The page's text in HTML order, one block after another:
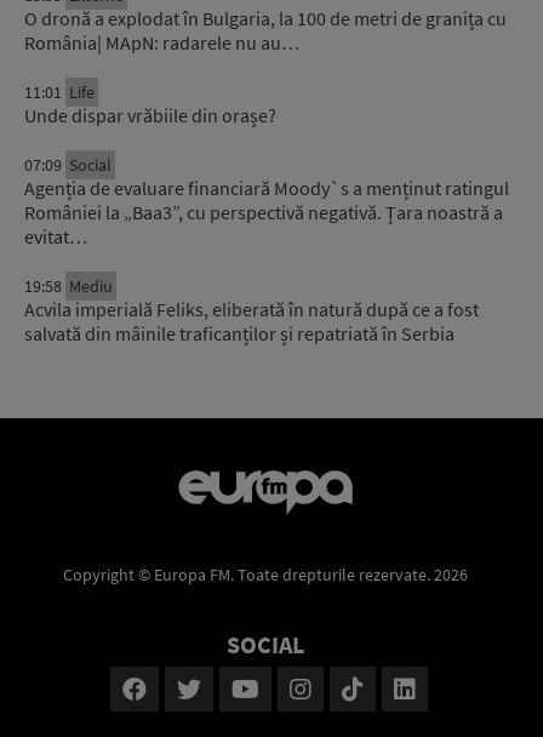
O dronă a explodat în Bulgaria, la 100 de metri de granița cu
România| MApN: radarele nu au…
11:01 Life
Unde dispar vrăbiile din orașe?
07:09 Social
Agenția de evaluare financiară Moody`s a menținut ratingul
României la „Baa3”, cu perspectivă negativă. Țara noastră a
evitat…
19:58 Mediu
Acvila imperială Feliks, eliberată în natură după ce a fost
salvată din mâinile traficanților și repatriată în Serbia
Copyright © Europa FM. Toate drepturile rezervate. 2026
SOCIAL